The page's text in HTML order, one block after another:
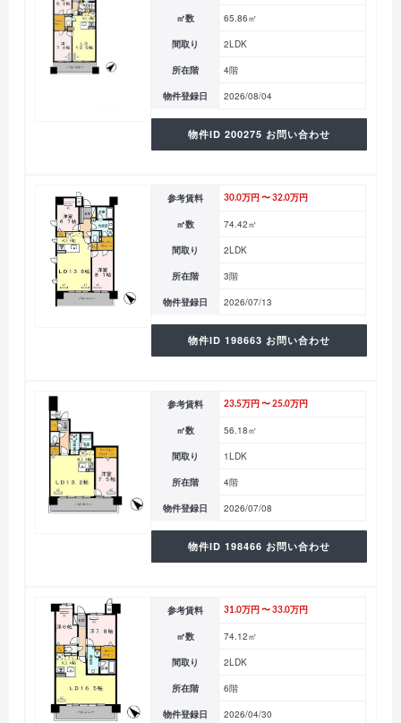
㎡数 65.86㎡
間取り 2LDK
所在階 4階
物件登録日 2026/08/04
物件ID 200275 お問い合わせ
参考賃料 30.0万円 〜 32.0万円
㎡数 74.42㎡
間取り 2LDK
所在階 3階
物件登録日 2026/07/13
物件ID 198663 お問い合わせ
参考賃料 23.5万円 〜 25.0万円
㎡数 56.18㎡
間取り 1LDK
所在階 4階
物件登録日 2026/07/08
物件ID 198466 お問い合わせ
参考賃料 31.0万円 〜 33.0万円
㎡数 74.12㎡
間取り 2LDK
所在階 6階
物件登録日 2026/04/30